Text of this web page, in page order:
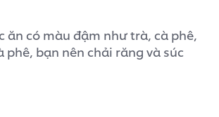
ăn có màu đậm như trà, cà phê,
bạn nên chải răng và súc